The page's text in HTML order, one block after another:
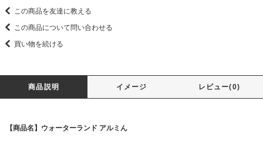
この商品を友達に教える
この商品について問い合わせる
買い物を続ける
商品説明 イメージ レビュー(0)
【商品名】ウォーターランド アルミん